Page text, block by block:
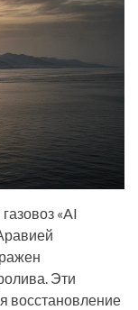
«Al
Эти
восстановление